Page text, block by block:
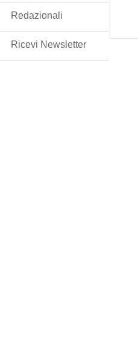
Redazionali
Ricevi Newsletter